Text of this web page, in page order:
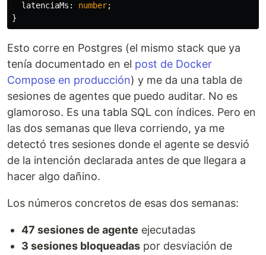
latenciaMs : number;
}
Esto corre en Postgres (el mismo stack que ya
tenía documentado en el post de Docker
Compose en producción) y me da una tabla de
sesiones de agentes que puedo auditar. No es
glamoroso. Es una tabla SQL con índices. Pero en
las dos semanas que lleva corriendo, ya me
detectó tres sesiones donde el agente se desvió
de la intención declarada antes de que llegara a
hacer algo dañino.
Los números concretos de esas dos semanas:
47 sesiones de agente ejecutadas
3 sesiones bloqueadas por desviación de